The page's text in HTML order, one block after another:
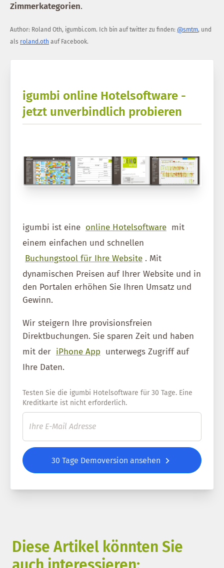
Zimmerkategorien.
Author: Roland Oth, igumbi.com. Ich bin auf twitter zu finden: @smtm, und
als roland.oth auf Facebook.
igumbi online Hotelsoftware -
jetzt unverbindlich probieren
igumbi ist eine online Hotelsoftware mit
einem einfachen und schnellen
Buchungstool für Ihre Website . Mit
dynamischen Preisen auf Ihrer Website und in
den Portalen erhöhen Sie Ihren Umsatz und
Gewinn.
Wir steigern Ihre provisionsfreien
Direktbuchungen. Sie sparen Zeit und haben
mit der iPhone App unterwegs Zugriff auf
Ihre Daten.
Testen Sie die igumbi Hotelsoftware für 30 Tage. Eine
Kreditkarte ist nicht erforderlich.
30 Tage Demoversion ansehen
Diese Artikel könnten Sie